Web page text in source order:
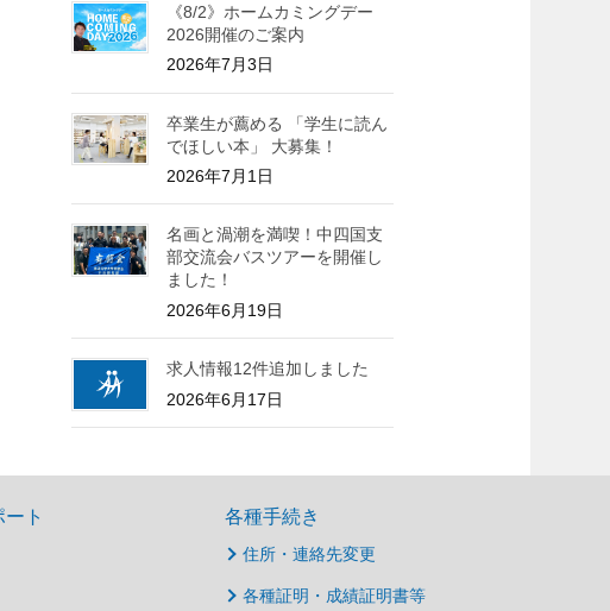
《8/2》ホームカミングデー
2026開催のご案内
2026年7月3日
卒業生が薦める 「学生に読ん
でほしい本」 大募集！
2026年7月1日
名画と渦潮を満喫！中四国支
部交流会バスツアーを開催し
ました！
2026年6月19日
求人情報12件追加しました
2026年6月17日
ト 各種手続き
住所・連絡先変更
各種証明・成績証明書等